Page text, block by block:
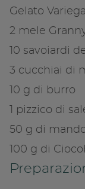
Gelato
2 mele
10 savoiardi
3 cucchiai di
10 g di burro
1 pizzico di
50 g di
100 g di